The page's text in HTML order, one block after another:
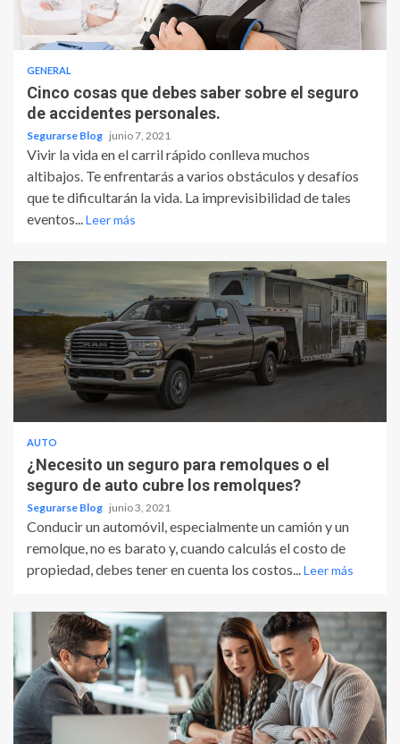
GENERAL
Cinco cosas que debes saber sobre el seguro
de accidentes personales.
Segurarse Blog junio 7, 2021
Vivir la vida en el carril rápido conlleva muchos
altibajos. Te enfrentarás a varios obstáculos y desafíos
que te dificultarán la vida. La imprevisibilidad de tales
eventos...Leer más
AUTO
¿Necesito un seguro para remolques o el
seguro de auto cubre los remolques?
Segurarse Blog junio 3, 2021
Conducir un automóvil, especialmente un camión y un
remolque, no es barato y, cuando calculás el costo de
propiedad, debes tener en cuenta los costos...Leer más